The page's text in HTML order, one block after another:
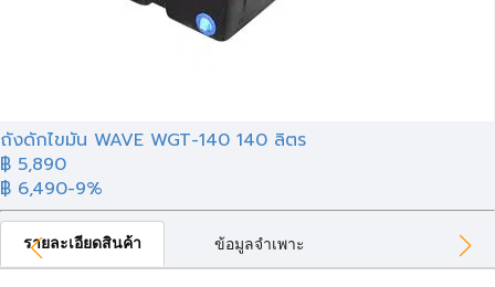
ถังดักไขมัน WAVE WGT-140 140 ลิตร
฿ 5,890
฿ 6,490-9%
รายละเอียดสินค้า ข้อมูลจำเพาะ